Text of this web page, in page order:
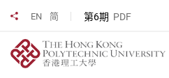
EN 简 第6期 PDF
分享到